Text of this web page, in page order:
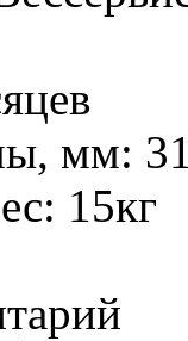
мм:
: 15кг